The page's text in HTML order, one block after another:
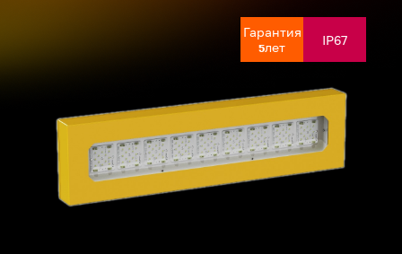
Гарантия
5лет IP67
Гарантия
5лет IP67
Гарантия
5лет IP67
Гарантия
5лет IP67
Гарантия
5лет IP67
Гарантия
5лет IP67
Гарантия
5лет IP67
Гарантия
5лет IP67